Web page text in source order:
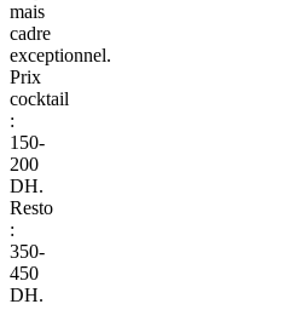
mais
cadre
exceptionnel.
Prix
cocktail
:
150-
200
DH.
Resto
:
350-
450
DH.